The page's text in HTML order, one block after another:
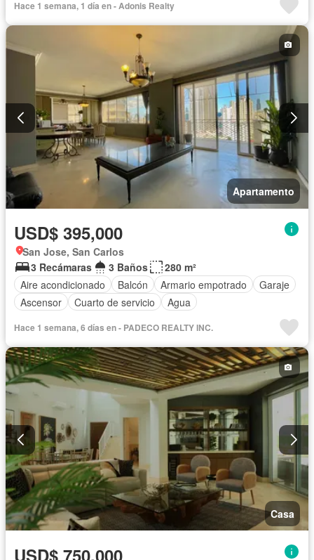
Hace 1 semana, 1 día en - Adonis Realty
Apartamento
USD$ 395,000
San Jose, San Carlos
3 Recámaras
3 Baños
280 m²
Aire acondicionado
Balcón Armario empotrado
Garaje
Ascensor
Cuarto de servicio Agua
Hace 1 semana, 6 días en - PADECO REALTY INC.
Casa
USD$ 750,000